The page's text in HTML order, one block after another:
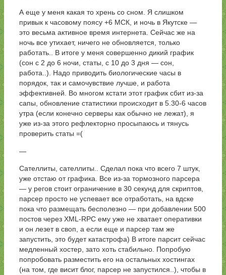
А еще у меня какая то хрень со сном. Я слишком
привык к часовому поясу +6 МСК, и ночь в Якутске —
это весьма активное время интернета. Сейчас же на
ночь все утихает, ничего не обновляется, только
работать.. В итоге у меня совершенно дикий график
(сон с 2 до 6 ночи, статы, с 10 до 3 дня — сон,
работа..). Надо приводить биологические часы в
порядок, так и самочувствие лучше, и работа
эффективней. Во многом кстати этот график сбит из-за
сапы, обновление статистики происходит в 5.30-6 часов
утра (если конечно серверы как обычно не лежат), я
уже из-за этого рефлекторно просыпаюсь и тянусь
проверить статы =(
—
Сателлиты, сателлиты.. Сделал пока что всего 7 штук,
уже отстаю от графика. Все из-за тормозного парсера
— у регов стоит ограничение в 30 секунд для скриптов,
парсер просто не успевает все отработать, на вдске
пока что размещать бесполезно — при добавлении 500
постов через XML-RPC ему уже не хватает оперативки
и он лезет в своп, а если еще и парсер там же
запустить, это будет катастрофа) В итоге парсит сейчас
медленный хостер, зато хоть стабильно. Попробую
попробовать разместить его на остальных хостингах
(на том, где висит блог, парсер не запустился..), чтобы в